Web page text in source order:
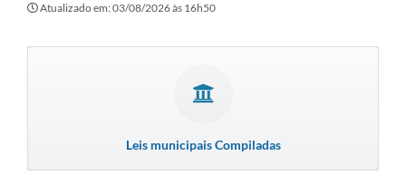
Atualizado em: 03/08/2026 às 16h50
Leis municipais Compiladas